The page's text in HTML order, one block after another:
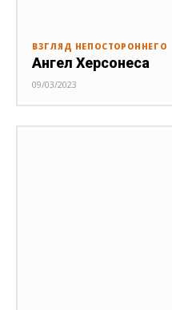
ВЗГЛЯД НЕПОСТОРОННЕГО
Ангел Херсонеса
09/03/2023